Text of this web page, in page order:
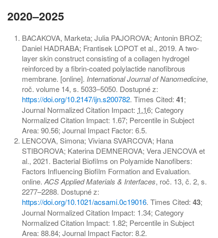
2020–2025
BACAKOVA, Marketa; Julia PAJOROVA; Antonin BROZ;
Daniel HADRABA; Frantisek LOPOT et al., 2019. A two-
layer skin construct consisting of a collagen hydrogel
reinforced by a fibrin-coated polylactide nanofibrous
membrane. [online]. International Journal of Nanomedicine,
roč. volume 14, s. 5033–5050. Dostupné z:
https://doi.org/10.2147/ijn.s200782. Times Cited: 41;
Journal Normalized Citation Impact: 1.16; Category
Normalized Citation Impact: 1.67; Percentile in Subject
Area: 90.56; Journal Impact Factor: 6.5.
LENCOVA, Simona; Viviana SVARCOVA; Hana
STIBOROVA; Katerina DEMNEROVA; Vera JENCOVA et
al., 2021. Bacterial Biofilms on Polyamide Nanofibers:
Factors Influencing Biofilm Formation and Evaluation.
online. ACS Applied Materials & Interfaces, roč. 13, č. 2, s.
2277–2288. Dostupné z:
https://doi.org/10.1021/acsami.0c19016. Times Cited: 43;
Journal Normalized Citation Impact: 1.34; Category
Normalized Citation Impact: 1.82; Percentile in Subject
Area: 88.84; Journal Impact Factor: 8.2.